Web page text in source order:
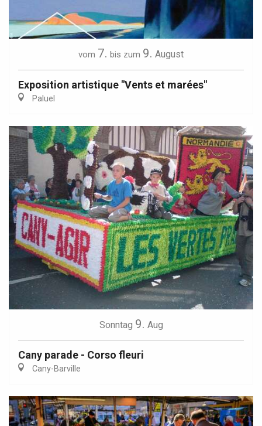
vom 7. bis zum 9. August
Exposition artistique "Vents et marées"
Paluel
Sonntag 9. Aug
Cany parade - Corso fleuri
Cany-Barville